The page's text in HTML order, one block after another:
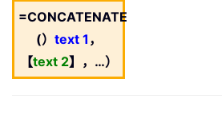
=CONCATENATE
(） text 1 ，
【text 2】，…）